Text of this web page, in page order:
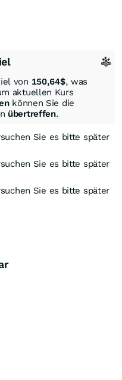
von 150,64$, was
aktuellen Kurs
können Sie die
übertreffen.
Sie es bitte später
Sie es bitte später
Sie es bitte später